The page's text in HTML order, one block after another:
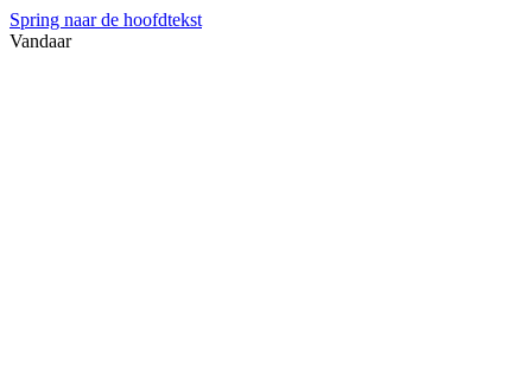
Spring naar de hoofdtekst
Vandaar